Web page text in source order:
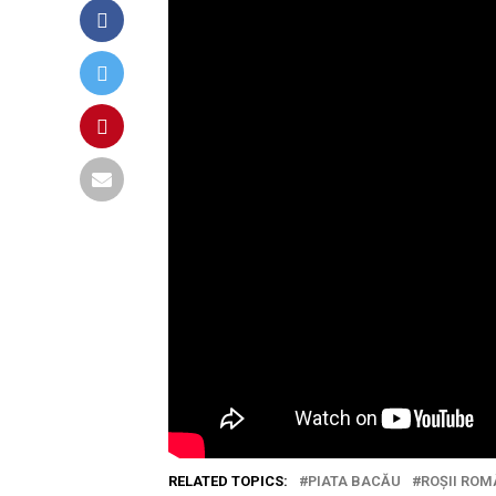
RELATED TOPICS: PIATA BACĂU ROȘII